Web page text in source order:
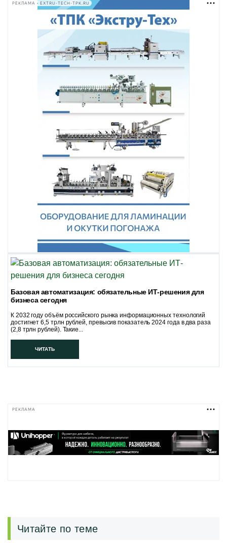
РЕКЛАМА • EXTRU-TECH-TPK.RU
Базовая автоматизация: обязательные ИТ-решения для
бизнеса сегодня
К 2032 году объём российского рынка информационных технологий
достигнет 6,5 трлн рублей, превысив показатель 2024 года в два раза
(2,8 трлн рублей). Такие...
ЧИТАТЬ
РЕКЛАМА
Читайте по теме